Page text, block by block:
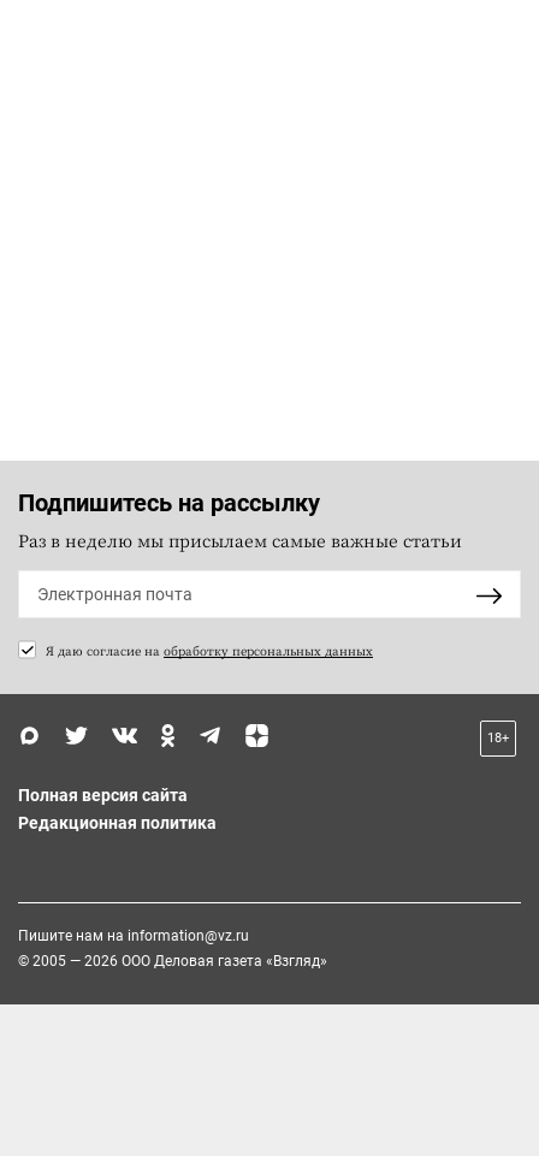
Подпишитесь на рассылку
Раз в неделю мы присылаем самые важные статьи
Я даю согласие на обработку персональных данных
18+
Полная версия сайта
Редакционная политика
Пишите нам на information@vz.ru
© 2005 — 2026 ООО Деловая газета «Взгляд»